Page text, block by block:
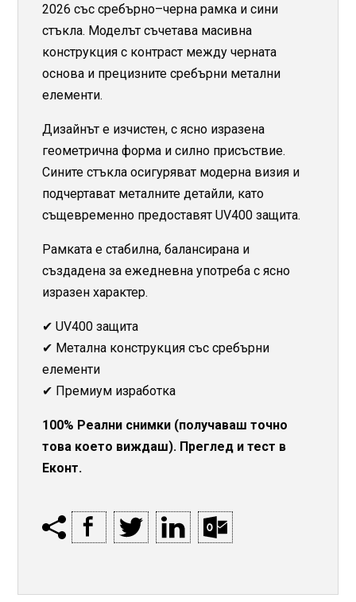
2026 със сребърно–черна рамка и сини
стъкла. Моделът съчетава масивна
конструкция с контраст между черната
основа и прецизните сребърни метални
елементи.
Дизайнът е изчистен, с ясно изразена
геометрична форма и силно присъствие.
Сините стъкла осигуряват модерна визия и
подчертават металните детайли, като
същевременно предоставят UV400 защита.
Рамката е стабилна, балансирана и
създадена за ежедневна употреба с ясно
изразен характер.
✔ UV400 защита
✔ Метална конструкция със сребърни
елементи
✔ Премиум изработка
100% Реални снимки (получаваш точно
това което виждаш). Преглед и тест в
Еконт.